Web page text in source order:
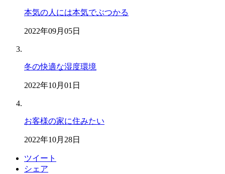
本気の人には本気でぶつかる
2022年09月05日
冬の快適な湿度環境
2022年10月01日
お客様の家に住みたい
2022年10月28日
ツイート
シェア